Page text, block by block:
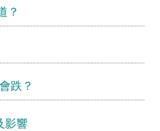
？
跌？
影響